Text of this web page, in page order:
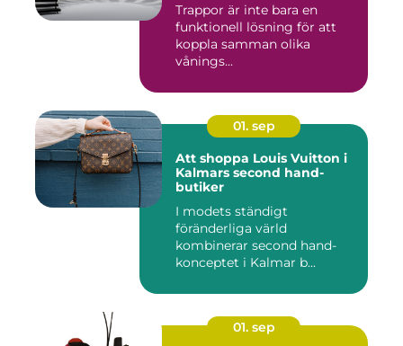
Trappor är inte bara en
funktionell lösning för att
koppla samman olika
vånings...
01. sep
Att shoppa Louis Vuitton i
Kalmars second hand-
butiker
I modets ständigt
föränderliga värld
kombinerar second hand-
konceptet i Kalmar b...
01. sep